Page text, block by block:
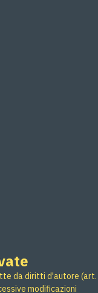
da diritti d'autore (art.
modificazioni